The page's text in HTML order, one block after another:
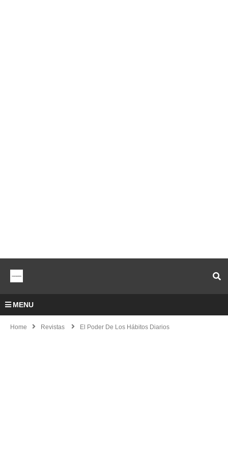
MENU
Home Revistas El Poder De Los Hábitos Diarios